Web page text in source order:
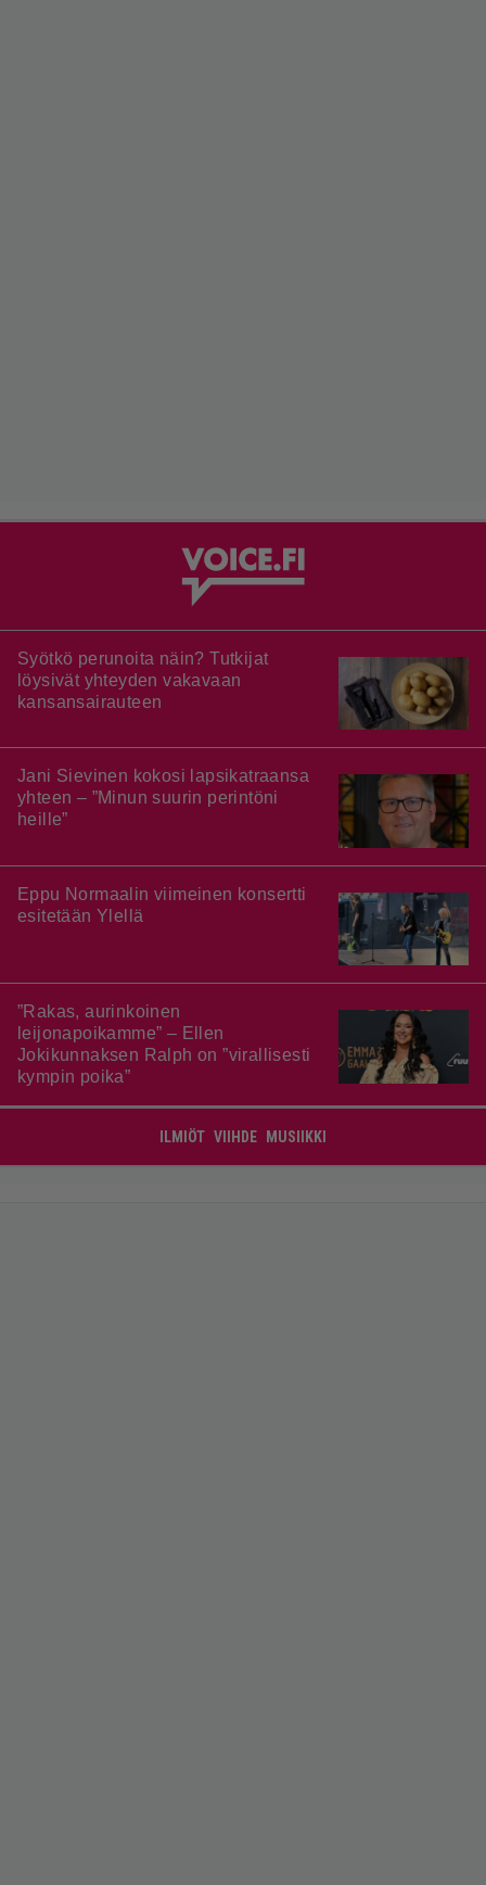
Syötkö perunoita näin? Tutkijat
löysivät yhteyden vakavaan
kansansairauteen
Jani Sievinen kokosi lapsikatraansa
yhteen – ”Minun suurin perintöni
heille”
Eppu Normaalin viimeinen konsertti
esitetään Ylellä
”Rakas, aurinkoinen
leijonapoikamme” – Ellen
Jokikunnaksen Ralph on ”virallisesti
kympin poika”
ILMIÖT VIIHDE MUSIIKKI